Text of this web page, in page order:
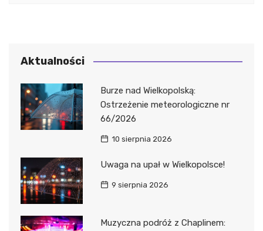
Aktualności
Burze nad Wielkopolską:
Ostrzeżenie meteorologiczne nr
66/2026
10 sierpnia 2026
Uwaga na upał w Wielkopolsce!
9 sierpnia 2026
Muzyczna podróż z Chaplinem: